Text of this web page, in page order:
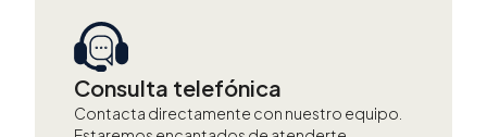
Consulta telefónica
Contacta directamente con nuestro equipo.